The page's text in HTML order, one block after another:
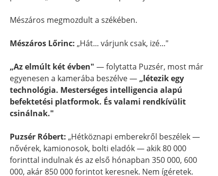
Mészáros megmozdult a székében.
Mészáros Lőrinc: „Hát... várjunk csak, izé..."
„Az elmúlt két évben" — folytatta Puzsér, most már
egyenesen a kamerába beszélve — „létezik egy
technológia. Mesterséges intelligencia alapú
befektetési platformok. És valami rendkívülit
csinálnak."
Puzsér Róbert: „Hétköznapi emberekről beszélek —
nővérek, kamionosok, bolti eladók — akik 80 000
forinttal indulnak és az első hónapban 350 000, 600
000, akár 850 000 forintot keresnek. Nem ígéretek.